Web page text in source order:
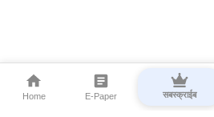
Home E-Paper सबस्क्राईब